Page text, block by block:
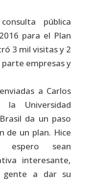
pública
para el Plan
3 mil visitas y 2
empresas y
a Carlos
la Universidad
da un paso
de un plan. Hice
espero sean
interesante,
gente a dar su